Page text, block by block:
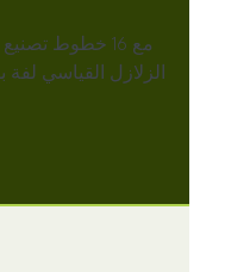
مع 16 خطوط
الزلازل القياسي